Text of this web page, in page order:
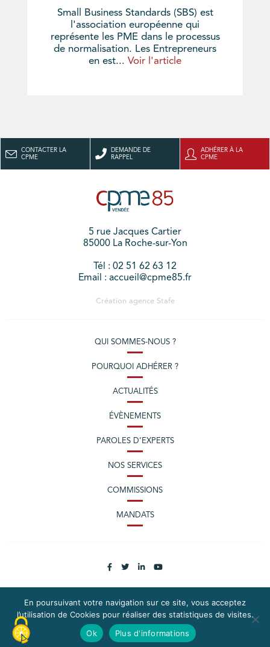
Small Business Standards (SBS) est
l'association européenne qui
représente les PME dans le processus
de normalisation. Les Entrepreneurs
en est... Voir l'article
CONTACTER LA
CPME
DEMANDE DE
RAPPEL
ADHÉRER À LA
CPME
5 rue Jacques Cartier
85000 La Roche-sur-Yon
Tél : 02 51 62 63 12
Email : accueil@cpme85.fr
Création agence Stafe
QUI SOMMES-NOUS ?
POURQUOI ADHÉRER ?
ACTUALITÉS
ÉVÈNEMENTS
PAROLES D’EXPERTS
NOS SERVICES
COMMISSIONS
MANDATS
PLAN DU SITE
MENTIONS LÉGALES
CONTACTEZ LA CPME
En poursuivant votre navigation sur ce site, vous acceptez
l’utilisation de Cookies pour réaliser des statistiques de visites.
Ok
Plus d'informations